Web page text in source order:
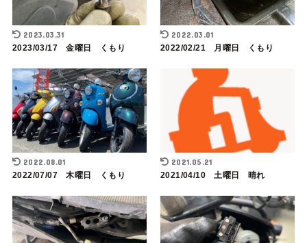
2023.03.31
2023/03/17 金曜日 くもり
2022.03.01
2022/02/21 月曜日 くもり
2022.08.01
2022/07/07 木曜日 くもり
2021.05.21
2021/04/10 土曜日 晴れ